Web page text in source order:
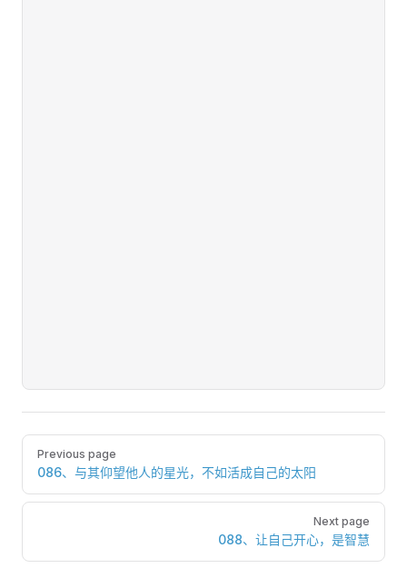
Pager
Previous page
086、与其仰望他人的星光，不如活成自己的太阳
Next page
088、让自己开心，是智慧